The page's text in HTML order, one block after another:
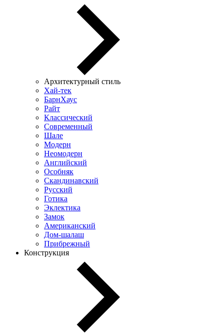
Архитектурный стиль
Хай-тек
БарнХаус
Райт
Классический
Современный
Шале
Модерн
Неомодерн
Английский
Особняк
Скандинавский
Русский
Готика
Эклектика
Замок
Американский
Дом-шалаш
Прибрежный
Конструкция